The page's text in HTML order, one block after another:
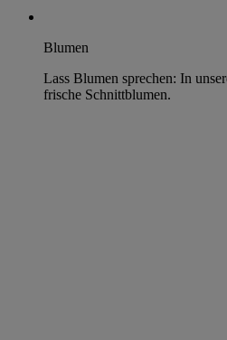
Blumen
Lass Blumen sprechen: In
frische Schnittblumen.